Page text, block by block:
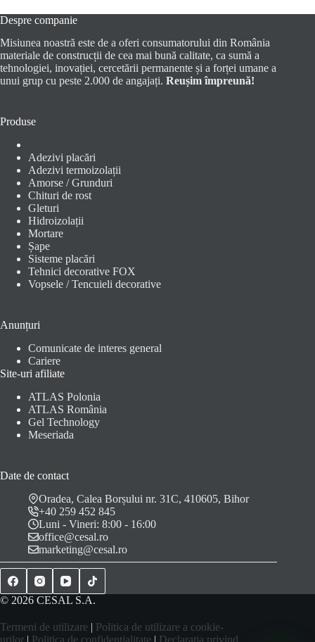
Despre companie
Misiunea noastră este de a oferi consumatorului din România
materiale de construcții de cea mai bună calitate, ca sumă a
tehnologiei, inovației, cercetării permanente și a forței umane a
unui grup cu peste 2.000 de angajați. Reușim împreună!
Produse
Adezivi placări
Adezivi termoizolații
Amorse / Grunduri
Chituri de rost
Gleturi
Hidroizolații
Mortare
Șape
Sisteme placări
Tehnici decorative FOX
Vopsele / Tencuieli decorative
Anunțuri
Comunicate de interes general
Cariere
Site-uri afiliate
ATLAS Polonia
ATLAS România
Gel Technology
Meseriada
Date de contact
Oradea, Calea Borșului nr. 31C, 410605, Bihor
+40 259 452 845
Luni - Vineri: 8:00 - 16:00
office@cesal.ro
marketing@cesal.ro
© 2026 CESAL S.A.
Termeni de utilizare | Politica de utilizare a cookie-